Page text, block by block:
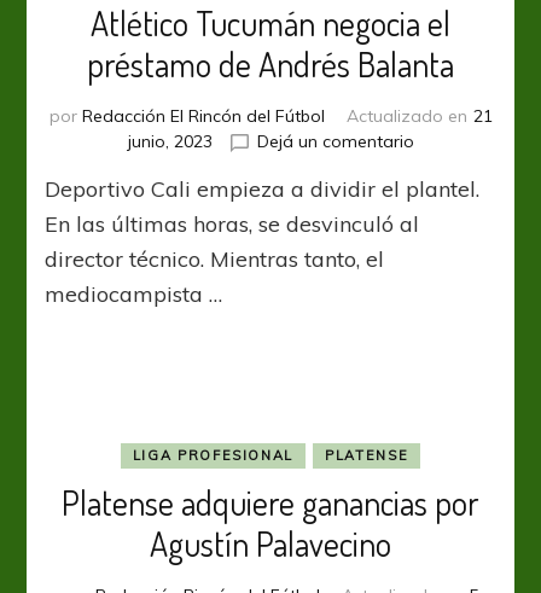
Atlético Tucumán negocia el
préstamo de Andrés Balanta
por Redacción El Rincón del Fútbol Actualizado en 21
junio, 2023
Dejá un comentarioen
Tucumán
negocia
Deportivo Cali empieza a dividir el plantel.
En las últimas horas, se desvinculó al
director técnico. Mientras tanto, el
mediocampista …
LIGA PROFESIONAL PLATENSE
Platense adquiere ganancias por
Agustín Palavecino